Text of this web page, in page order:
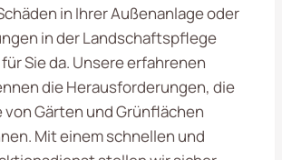
in Ihrer Außenanlage oder
in der Landschaftspflege
Sie da. Unsere erfahrenen
die Herausforderungen, die
von Gärten und Grünflächen
Mit einem schnellen und